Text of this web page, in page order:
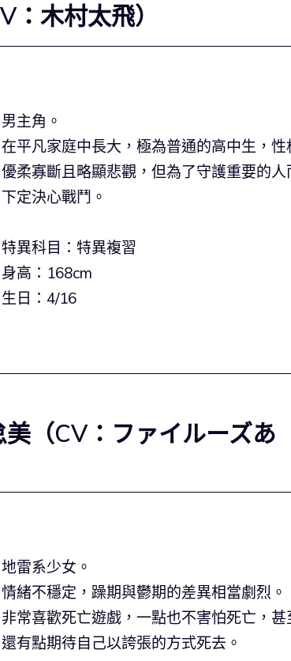
木村太飛）
男主角。
在平凡家庭中長大，極為普通的高中生，性
優柔寡斷且略顯悲觀，但為了守護重要的人
下定決心戰鬥。
特異科目：特異複習
身高：168cm
生日：4/16
（CV：ファイルーズあ
地雷系少女。
情緒不穩定，躁期與鬱期的差異相當劇烈。
非常喜歡死亡遊戲，一點也不害怕死亡，甚
還有點期待自己以誇張的方式死去。